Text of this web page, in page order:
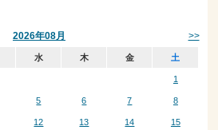
2026年08月 >>
水 木 金 土
1
5 6 7 8
12 13 14 15